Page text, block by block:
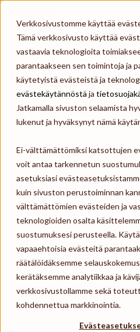
Verkkosivustomme käyttää
Tämä verkkosivusto käyttää
vastaavia teknologioita
parantaakseen sen toimintoja ja
käytetyistä evästeistä ja
evästekäytännöstä ja
Jatkamalla sivuston selaamista
lukenut ja hyväksynyt nämä
Ei-välttämättömiksi katsottujen
voit antaa tarkennetun
asetuksiasi
kuin sivuston perustoiminnan
välttämättömien evästeiden ja
teknologioiden osalta
suostumuksesi perusteella.
vapaaehtoisia evästeitä
räätälöidäksemme
kerätäksemme analytiikkaa ja
verkkosivustollamme sekä
kohdennettua markkinointia.
Skip to content
Työnantaja
Työntekijä
Palveluntarjoaja
Meistä
Kirjaudu
Tilaa Epassi
Käyttöpaikat
Tuki
Etusivu > Käyttötuki
Edunkäyttäjän
Saitko käyttöösi Epassi-
useimmin kysyttyihin
pikaoppaaseen.
Oma Epassi-tilini.
Millä nimellä Epassi-
sovelluskaupasta?
Näin kirjaudut Epassiin.
Sisäänkirjautuminen ei